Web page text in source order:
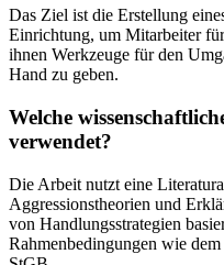
Das Ziel ist die Erstellung
Einrichtung, um Mitarbeiter
ihnen Werkzeuge für den
Hand zu geben.
Welche
verwendet?
Die Arbeit nutzt eine
Aggressionstheorien und
von Handlungsstrategien
Rahmenbedingungen wie